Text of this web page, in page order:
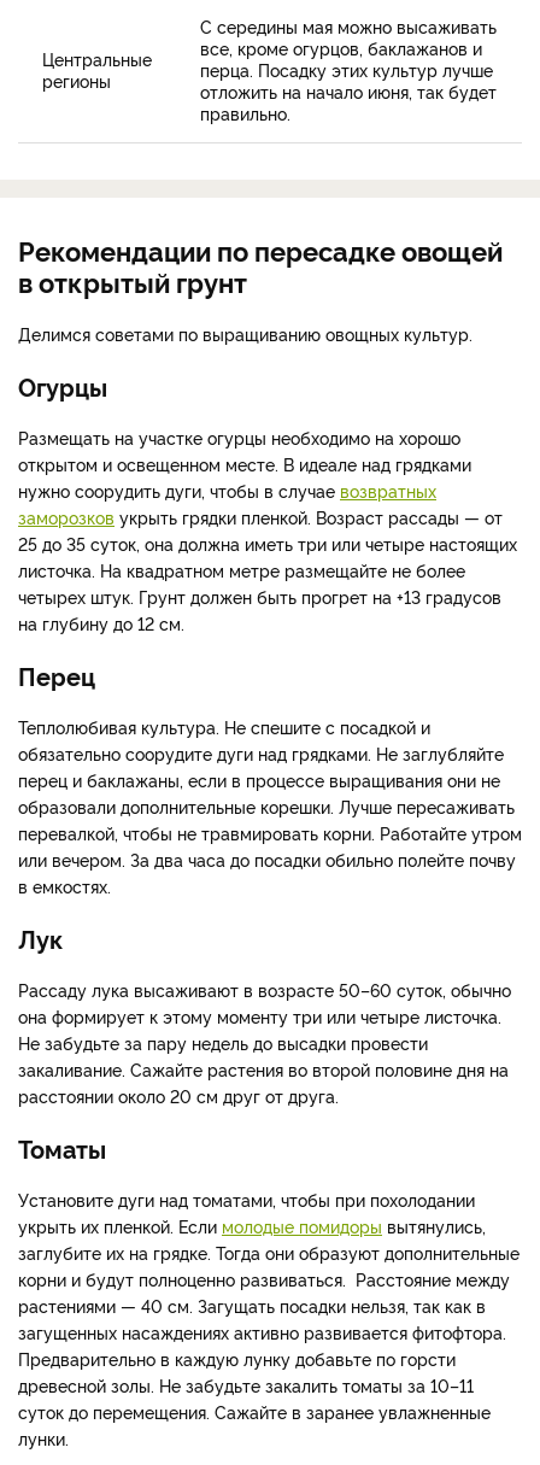
Центральные
регионы
С середины мая можно высаживать
все, кроме огурцов, баклажанов и
перца. Посадку этих культур лучше
отложить на начало июня, так будет
правильно.
Рекомендации по пересадке овощей
в открытый грунт
Делимся советами по выращиванию овощных культур.
Огурцы
Размещать на участке огурцы необходимо на хорошо
открытом и освещенном месте. В идеале над грядками
нужно соорудить дуги, чтобы в случае возвратных
заморозков укрыть грядки пленкой. Возраст рассады — от
25 до 35 суток, она должна иметь три или четыре настоящих
листочка. На квадратном метре размещайте не более
четырех штук. Грунт должен быть прогрет на +13 градусов
на глубину до 12 см.
Перец
Теплолюбивая культура. Не спешите с посадкой и
обязательно соорудите дуги над грядками. Не заглубляйте
перец и баклажаны, если в процессе выращивания они не
образовали дополнительные корешки. Лучше пересаживать
перевалкой, чтобы не травмировать корни. Работайте утром
или вечером. За два часа до посадки обильно полейте почву
в емкостях.
Лук
Рассаду лука высаживают в возрасте 50–60 суток, обычно
она формирует к этому моменту три или четыре листочка.
Не забудьте за пару недель до высадки провести
закаливание. Сажайте растения во второй половине дня на
расстоянии около 20 см друг от друга.
Томаты
Установите дуги над томатами, чтобы при похолодании
укрыть их пленкой. Если молодые помидоры вытянулись,
заглубите их на грядке. Тогда они образуют дополнительные
корни и будут полноценно развиваться. Расстояние между
растениями — 40 см. Загущать посадки нельзя, так как в
загущенных насаждениях активно развивается фитофтора.
Предварительно в каждую лунку добавьте по горсти
древесной золы. Не забудьте закалить томаты за 10–11
суток до перемещения. Сажайте в заранее увлажненные
лунки.